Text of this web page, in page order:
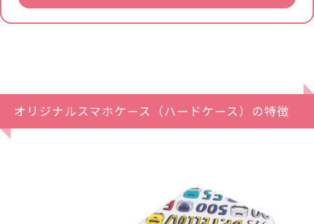
オリジナルスマホケース（ハードケース）の特徴